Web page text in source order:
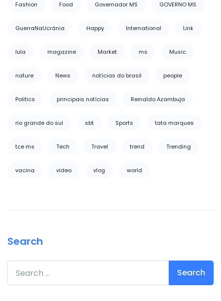
Fashion Food Governador MS GOVERNO MS
GuerraNaUcrânia Happy International Link
lula magazine Market ms Music
nature News notícias do brasil people
Politics principais notícias Reinaldo Azambuja
rio grande do sul sbt Sports tata marques
tce ms Tech Travel trend Trending
vacina video vlog world
Search
Search for: